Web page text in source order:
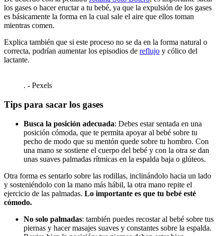
los gases o hacer eructar a tu bebé, ya que la expulsión de los gases
es básicamente la forma en la cual sale el aire que ellos toman
mientras comen.
Explica también que si este proceso no se da en la forma natural o
correcta, podrían aumentar los episodios de reflujo y cólico del
lactante.
. - Pexels
Tips para sacar los gases
Busca la posición adecuada: Debes estar sentada en una
posición cómoda, que te permita apoyar al bebé sobre tu
pecho de modo que su mentón quede sobre tu hombro. Con
una mano se sostiene el cuerpo del bebé y con la otra se dan
unas suaves palmadas rítmicas en la espalda baja o glúteos.
Otra forma es sentarlo sobre las rodillas, inclinándolo hacia un lado
y sosteniéndolo con la mano más hábil, la otra mano repite el
ejercicio de las palmadas. Lo importante es que tu bebé esté
cómodo.
No solo palmadas: también puedes recostar al bebé sobre tus
piernas y hacer masajes suaves y constantes sobre la espalda.